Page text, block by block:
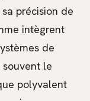
précision de
intègrent
de
le
polyvalent